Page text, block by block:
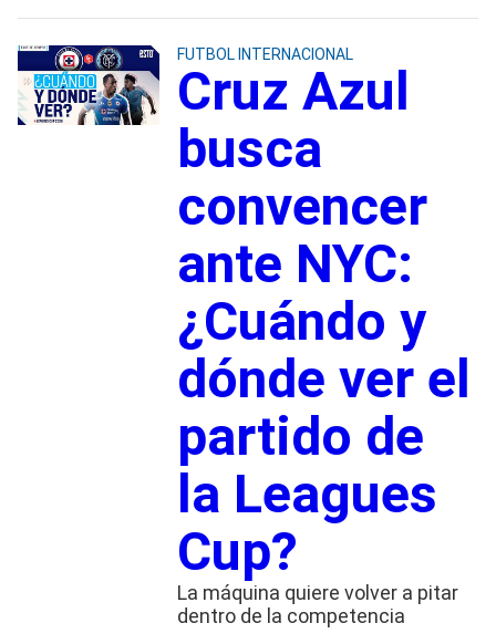
FUTBOL INTERNACIONAL
Cruz Azul
busca
convencer
ante NYC:
¿Cuándo y
dónde ver el
partido de
la Leagues
Cup?
La máquina quiere volver a pitar
dentro de la competencia